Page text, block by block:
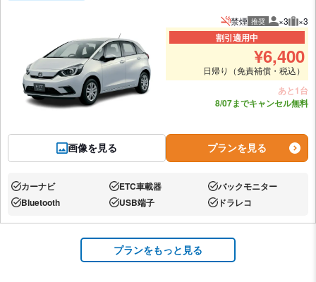
画像を見る
禁煙 推奨 推奨人数
×3 推
×3
割引適用中
¥6,400
日帰り（免責補償・税込）
あと1台
8/07までキャンセル無料
プランを見る
あり:カーナビ あり:ETC車載器 あり:バックモニター
あり:Bluetooth あり:USB端子 あり:ドラレコ
プランをもっと見る